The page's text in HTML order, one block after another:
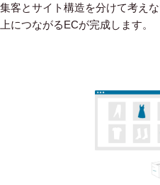
集客とサイト構造を分けて考え
上につながるECが完成します。